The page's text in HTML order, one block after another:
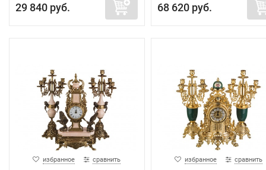
29 840 руб. 68 620 руб.
избранное сравнить избранное сравнить